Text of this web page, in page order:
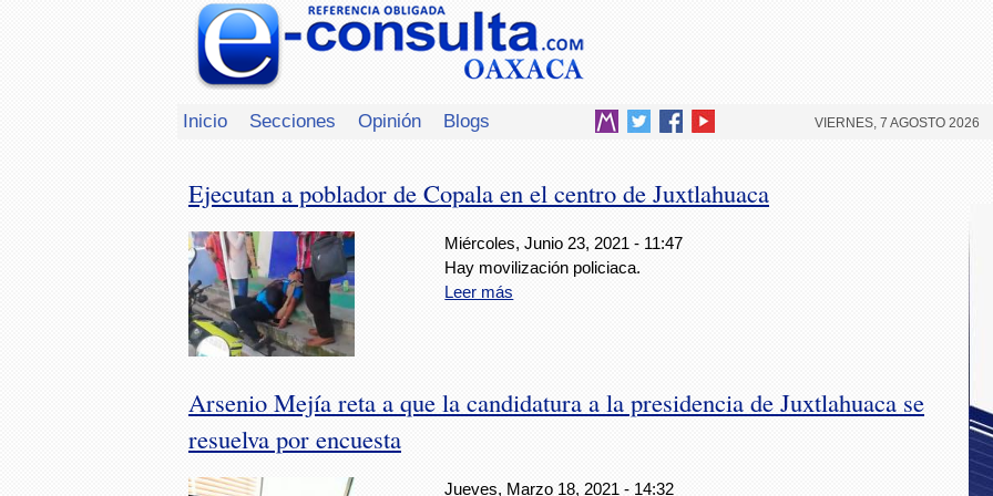
Inicio Secciones Opinión Blogs VIERNES, 7 AGOSTO 2026
Ejecutan a poblador de Copala en el centro de Juxtlahuaca
Miércoles, Junio 23, 2021 - 11:47
Hay movilización policiaca.
Leer más
Arsenio Mejía reta a que la candidatura a la presidencia de Juxtlahuaca se
resuelva por encuesta
Jueves, Marzo 18, 2021 - 14:32